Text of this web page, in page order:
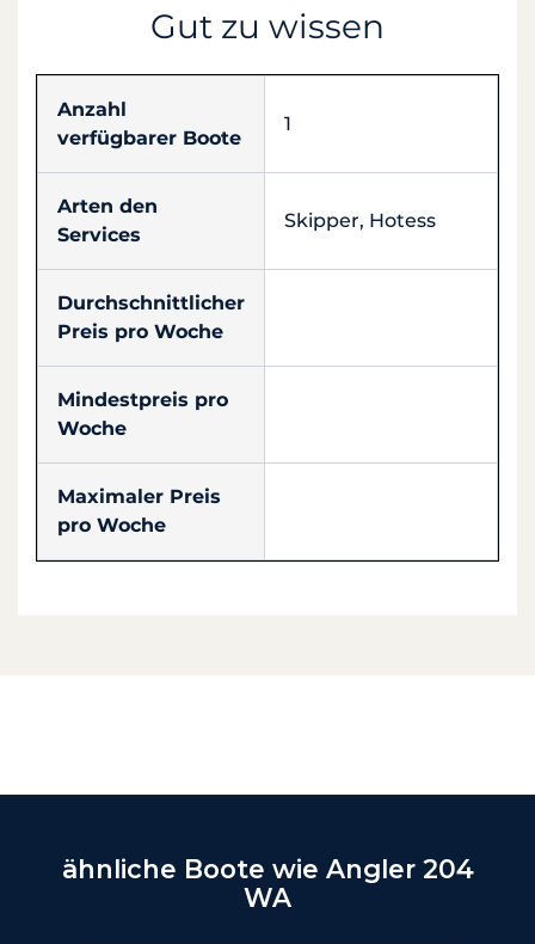
Gut zu wissen
Anzahl
verfügbarer Boote
1
Arten den
Services
Skipper, Hotess
Durchschnittlicher
Preis pro Woche
Mindestpreis pro
Woche
Maximaler Preis
pro Woche
ähnliche Boote wie Angler 204
WA